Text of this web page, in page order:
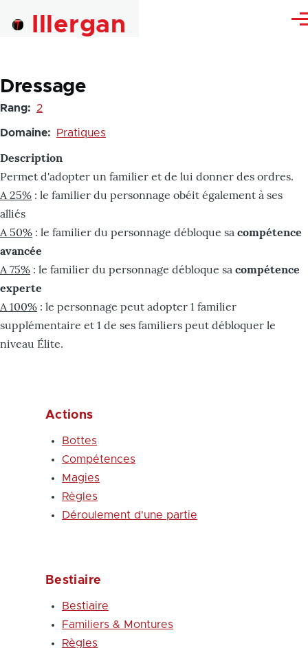
Illergan
Dressage
Rang 2
Domaine Pratiques
Description
Permet d'adopter un familier et de lui donner des ordres.
A 25% : le familier du personnage obéit également à ses
alliés
A 50% : le familier du personnage débloque sa compétence
avancée
A 75% : le familier du personnage débloque sa compétence
experte
A 100% : le personnage peut adopter 1 familier
supplémentaire et 1 de ses familiers peut débloquer le
niveau Élite.
Actions
Bottes
Compétences
Magies
Règles
Déroulement d'une partie
Bestiaire
Bestiaire
Familiers & Montures
Règles